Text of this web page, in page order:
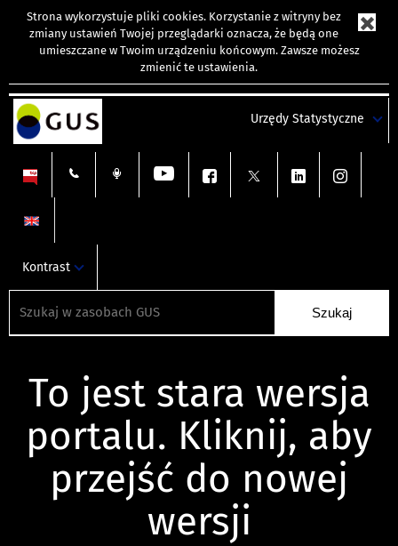
Strona wykorzystuje pliki cookies. Korzystanie z witryny bez
zmiany ustawień Twojej przeglądarki oznacza, że będą one
umieszczane w Twoim urządzeniu końcowym. Zawsze możesz
zmienić te ustawienia.
Urzędy Statystyczne
Kontrast
To jest stara wersja
portalu. Kliknij, aby
przejść do nowej
wersji